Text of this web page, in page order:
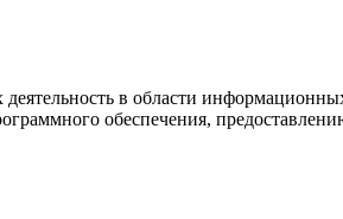
в области
обеспечения,